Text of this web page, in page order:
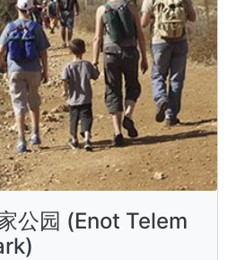
公园 (Enot Telem